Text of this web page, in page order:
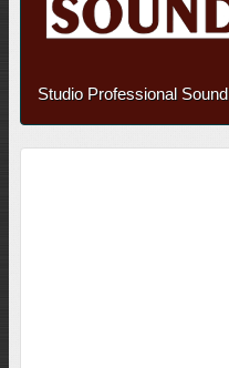
Studio Professional Sound